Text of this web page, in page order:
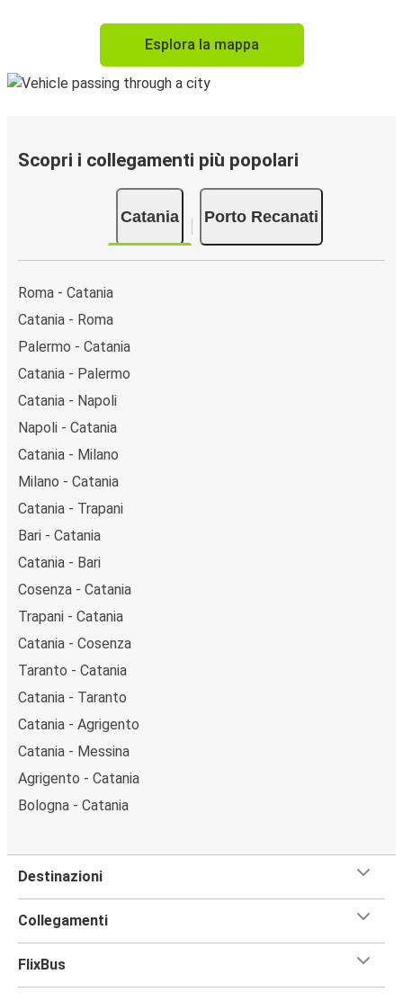
Esplora la mappa
Scopri i collegamenti più popolari
Catania Porto Recanati
Roma - Catania
Catania - Roma
Palermo - Catania
Catania - Palermo
Catania - Napoli
Napoli - Catania
Catania - Milano
Milano - Catania
Catania - Trapani
Bari - Catania
Catania - Bari
Cosenza - Catania
Trapani - Catania
Catania - Cosenza
Taranto - Catania
Catania - Taranto
Catania - Agrigento
Catania - Messina
Agrigento - Catania
Bologna - Catania
Destinazioni
Collegamenti
FlixBus